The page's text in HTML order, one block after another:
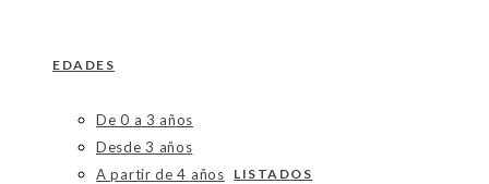
EDADES
De 0 a 3 años
Desde 3 años
A partir de 4 años
LISTADOS